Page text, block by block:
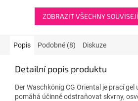
ZOBRAZIT VŠECHNY
Popis Podobné (8) Diskuze
Detailní popis produktu
Der Waschkönig CG Oriental je prací
pomáhá účinně odstraňovat skvrny,